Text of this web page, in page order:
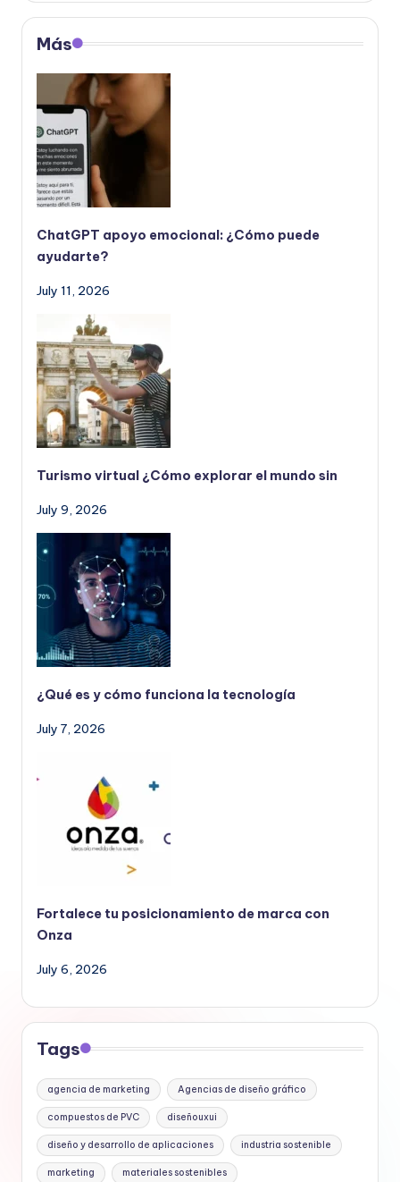
Más
ChatGPT apoyo emocional: ¿Cómo puede
ayudarte?
July 11, 2026
Turismo virtual ¿Cómo explorar el mundo sin
July 9, 2026
¿Qué es y cómo funciona la tecnología
July 7, 2026
Fortalece tu posicionamiento de marca con
Onza
July 6, 2026
Tags
agencia de marketing Agencias de diseño gráfico
compuestos de PVC diseñouxui
diseño y desarrollo de aplicaciones industria sostenible
marketing materiales sostenibles